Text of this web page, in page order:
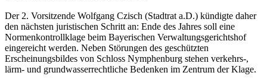
Der 2. Vorsitzende Wolfgang Czisch (Stadtrat a.D.) kündigte daher
den nächsten juristischen Schritt an: Ende des Jahres soll eine
Normenkontrollklage beim Bayerischen Verwaltungsgerichtshof
eingereicht werden. Neben Störungen des geschützten
Erscheinungsbildes von Schloss Nymphenburg stehen verkehrs-,
lärm- und grundwasserrechtliche Bedenken im Zentrum der Klage.